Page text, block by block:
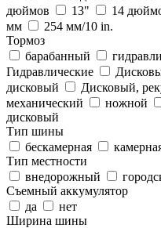
дюймов
13" 14
мм
254 мм/10 in.
Тормоз
барабанный
Гидравлические
дисковый
Дисковый,
механический
ножной
дисковый
Тип шины
бескамерная
Тип местности
внедорожный
Съемный аккумулятор
да
нет
Ширина шины